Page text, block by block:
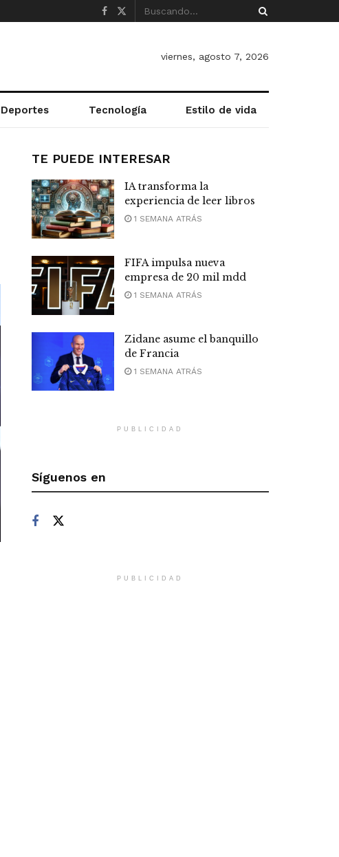
viernes, agosto 7, 2026
Deportes Tecnología Estilo de vida
TE PUEDE INTERESAR
IA transforma la
experiencia de leer libros
1 SEMANA ATRÁS
FIFA impulsa nueva
empresa de 20 mil mdd
1 SEMANA ATRÁS
Zidane asume el banquillo
de Francia
1 SEMANA ATRÁS
PUBLICIDAD
Síguenos en
PUBLICIDAD